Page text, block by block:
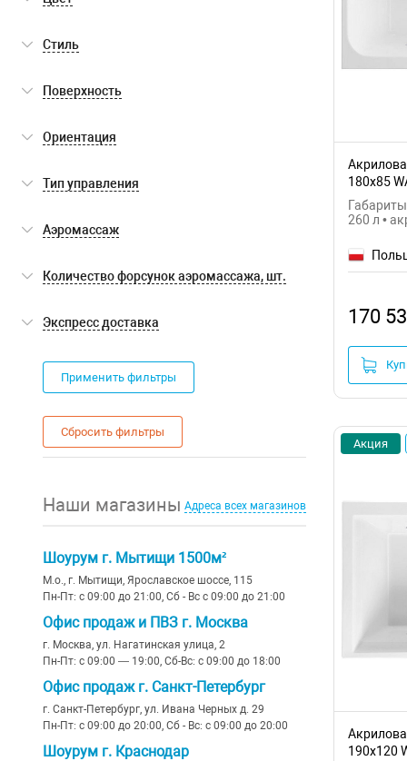
Стиль
Поверхность
Ориентация
Тип управления
Аэромассаж
(88)
Количество форсунок аэромассажа, шт.
12(4)
24
Экспресс доставка
Экспресс доставка(0)
Применить фильтры
Сбросить фильтры
Наши магазины Адреса всех магазинов
Шоурум г. Мытищи 1500м²
М.о., г. Мытищи, Ярославское шоссе, 115
Пн-Пт: с 09:00 до 21:00, Сб - Вс с 09:00 до 21:00
Офис продаж и ПВЗ г. Москва
г. Москва, ул. Нагатинская улица, 2
Пн-Пт: с 09:00 — 19:00, Сб-Вс: с 09:00 до 18:00
Офис продаж г. Санкт-Петербург
г. Санкт-Петербург, ул. Ивана Черных д. 29
Пн-Пт: с 09:00 до 20:00, Сб - Вс: с 09:00 до 20:00
Шоурум г. Краснодар
180x85
260 л •
170
Акция
190x120